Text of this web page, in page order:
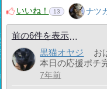
いいね！
13 ナツ
前の6件を表示
黒猫オヤジ
お
本日の応援ポチ
7年前